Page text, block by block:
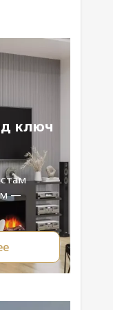
ключ
—